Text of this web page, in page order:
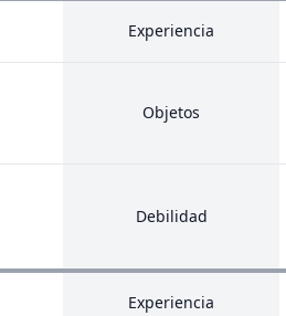
Experiencia
Objetos
Debilidad
Experiencia